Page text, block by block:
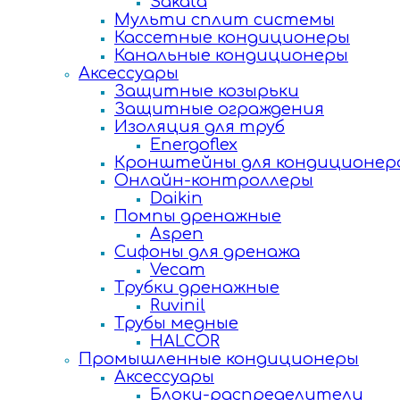
Мульти сплит системы
Кассетные кондиционеры
Канальные кондиционеры
Аксессуары
Защитные козырьки
Защитные ограждения
Изоляция для труб
Energoflex
Кронштейны для
Онлайн-контроллеры
Daikin
Помпы дренажные
Aspen
Сифоны для дренажа
Vecam
Трубки дренажные
Ruvinil
Трубы медные
HALCOR
Промышленные кондиционеры
Аксессуары
Блоки-распределители